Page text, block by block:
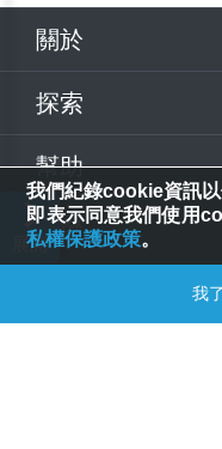
關於
探索
幫助
追蹤
© 2025 Spring House
我們紀錄cookie資訊
即表示同意我們使用
私權保護政策。
我